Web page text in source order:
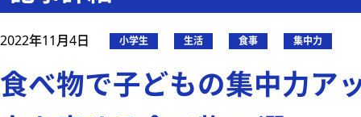
2022年11月4日 小学生 生活 食事 集中力
食べ物で子どもの集中力ア